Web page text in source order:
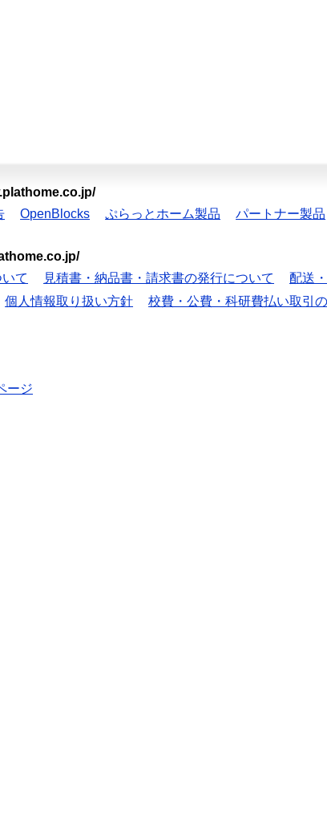
OpenBlocks ぷらっとホーム製品 パートナー製品
て 見積書・納品書・請求書の発行について 配送
個人情報取り扱い方針 校費・公費・科研費払い取引
ージ